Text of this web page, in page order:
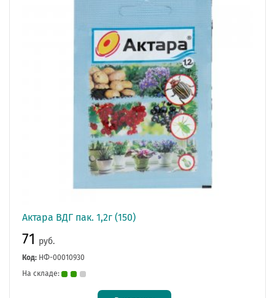
Актара ВДГ пак. 1,2г (150)
71 руб.
Код: НФ-00010930
На складе: